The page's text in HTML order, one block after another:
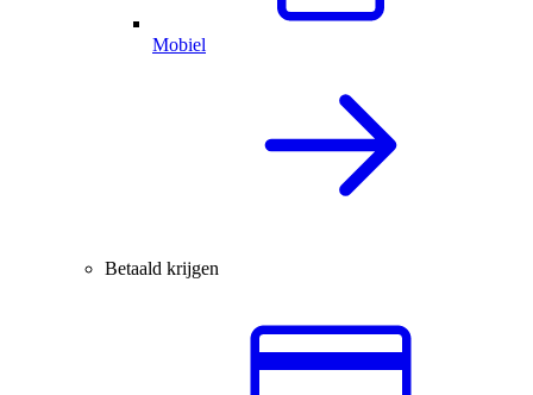
Mobiel
Betaald krijgen